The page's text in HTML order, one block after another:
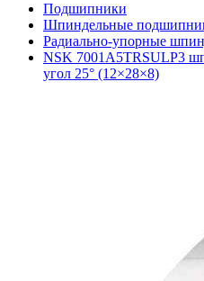
Подшипники
Шпиндельные
Радиально-упорные
NSK 7001A5TRSULP3
угол 25° (12×28×8)